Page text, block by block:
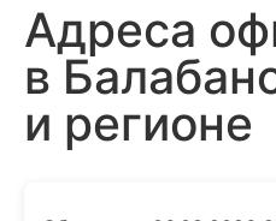
Адреса
в
и регионе